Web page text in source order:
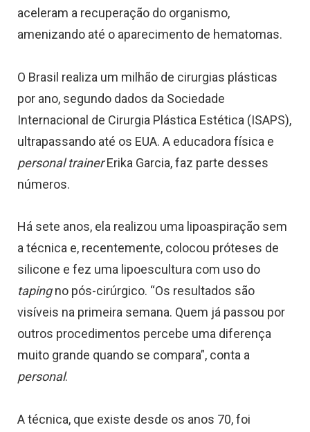
aceleram a recuperação do organismo,
amenizando até o aparecimento de hematomas.
O Brasil realiza um milhão de cirurgias plásticas
por ano, segundo dados da Sociedade
Internacional de Cirurgia Plástica Estética (ISAPS),
ultrapassando até os EUA. A educadora física e
personal trainerErika Garcia, faz parte desses
números.
Há sete anos, ela realizou uma lipoaspiração sem
a técnica e, recentemente, colocou próteses de
silicone e fez uma lipoescultura com uso do
tapingno pós-cirúrgico. “Os resultados são
visíveis na primeira semana. Quem já passou por
outros procedimentos percebe uma diferença
muito grande quando se compara”, conta a
personal.
A técnica, que existe desde os anos 70, foi